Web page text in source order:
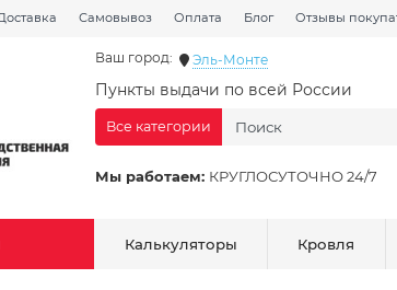
Самовывоз Оплата Блог Отзывы
Ваш город: Эль-Монте
Пункты выдачи по всей России
Мы работаем: КРУГЛОСУТОЧНО 24/7
Все категории
Калькуляторы Кровля